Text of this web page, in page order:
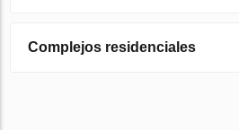
Complejos residenciales